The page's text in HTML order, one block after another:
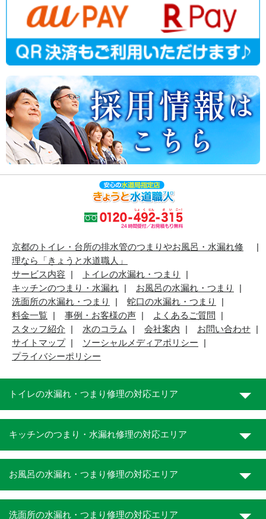
京都のトイレ・台所の排水管のつまりやお風呂・水漏れ修
理なら「きょうと水道職人」
サービス内容
トイレの水漏れ・つまり
キッチンのつまり・水漏れ
お風呂の水漏れ・つまり
洗面所の水漏れ・つまり
蛇口の水漏れ・つまり
料金一覧
事例・お客様の声
よくあるご質問
スタッフ紹介
水のコラム 会社案内
お問い合わせ
サイトマップ
ソーシャルメディアポリシー
プライバシーポリシー
トイレの水漏れ・つまり修理の対応エリア
キッチンのつまり・水漏れ修理の対応エリア
お風呂の水漏れ・つまり修理の対応エリア
洗面所の水漏れ・つまり修理の対応エリア